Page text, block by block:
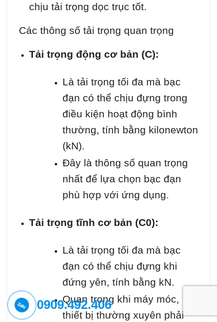
chịu tải trọng dọc trục tốt.
Các thông số tải trọng quan trọng
Tải trọng động cơ bản (C):
Là tải trọng tối đa mà bạc
đạn có thể chịu đựng trong
điều kiện hoạt động bình
thường, tính bằng kilonewton
(kN).
Đây là thông số quan trọng
nhất để lựa chọn bạc đạn
phù hợp với ứng dụng.
Tải trọng tĩnh cơ bản (C0):
Là tải trọng tối đa mà bạc
đạn có thể chịu đựng khi
đứng yên, tính bằng kN.
Quan trọng khi máy móc,
thiết bị thường xuyên phải
0909.492.406